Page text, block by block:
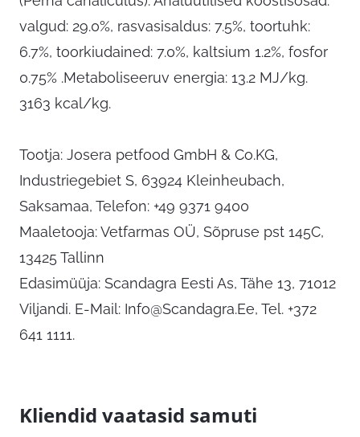
valgud: 29.0%, rasvasisaldus: 7.5%, toortuhk:
6.7%, toorkiudained: 7.0%, kaltsium 1.2%, fosfor
0.75% .Metaboliseeruv energia: 13.2 MJ/kg.
3163 kcal/kg.
Tootja: Josera petfood GmbH & Co.KG,
Industriegebiet S, 63924 Kleinheubach,
Saksamaa, Telefon: +49 9371 9400
Maaletooja: Vetfarmas OÜ, Sõpruse pst 145C,
13425 Tallinn
Edasimüüja: Scandagra Eesti As, Tähe 13, 71012
Viljandi. E-Mail: Info@Scandagra.Ee, Tel. +372
641 1111.
Kliendid vaatasid samuti